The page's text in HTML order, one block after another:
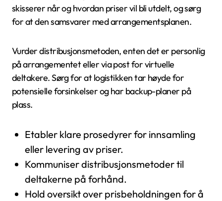
skisserer når og hvordan priser vil bli utdelt, og sørg
for at den samsvarer med arrangementsplanen.
Vurder distribusjonsmetoden, enten det er personlig
på arrangementet eller via post for virtuelle
deltakere. Sørg for at logistikken tar høyde for
potensielle forsinkelser og har backup-planer på
plass.
Etabler klare prosedyrer for innsamling
eller levering av priser.
Kommuniser distribusjonsmetoder til
deltakerne på forhånd.
Hold oversikt over prisbeholdningen for å